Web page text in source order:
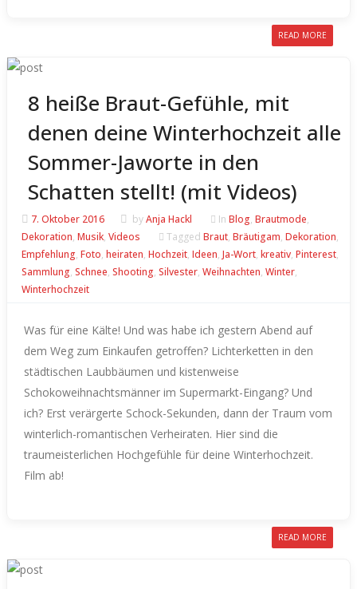
READ MORE
8 heiße Braut-Gefühle, mit
denen deine Winterhochzeit alle
Sommer-Jaworte in den
Schatten stellt! (mit Videos)
7. Oktober 2016 byAnja Hackl In Blog, Brautmode,
Dekoration, Musik, Videos Tagged Braut, Bräutigam, Dekoration,
Empfehlung, Foto, heiraten, Hochzeit, Ideen, Ja-Wort, kreativ, Pinterest,
Sammlung, Schnee, Shooting, Silvester, Weihnachten, Winter,
Winterhochzeit
Was für eine Kälte! Und was habe ich gestern Abend auf
dem Weg zum Einkaufen getroffen? Lichterketten in den
städtischen Laubbäumen und kistenweise
Schokoweihnachtsmänner im Supermarkt-Eingang? Und
ich? Erst verärgerte Schock-Sekunden, dann der Traum vom
winterlich-romantischen Verheiraten. Hier sind die
traumeisterlichen Hochgefühle für deine Winterhochzeit.
Film ab!
READ MORE